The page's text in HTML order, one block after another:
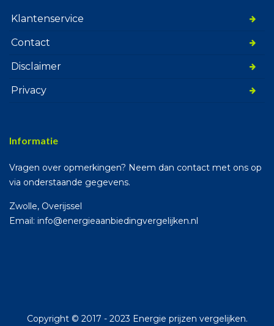
Klantenservice
Contact
Disclaimer
Privacy
Informatie
Vragen over opmerkingen? Neem dan contact met ons op
via onderstaande gegevens.
Zwolle, Overijssel
Email: info@energieaanbiedingvergelijken.nl
Copyright © 2017 - 2023 Energie prijzen vergelijken.